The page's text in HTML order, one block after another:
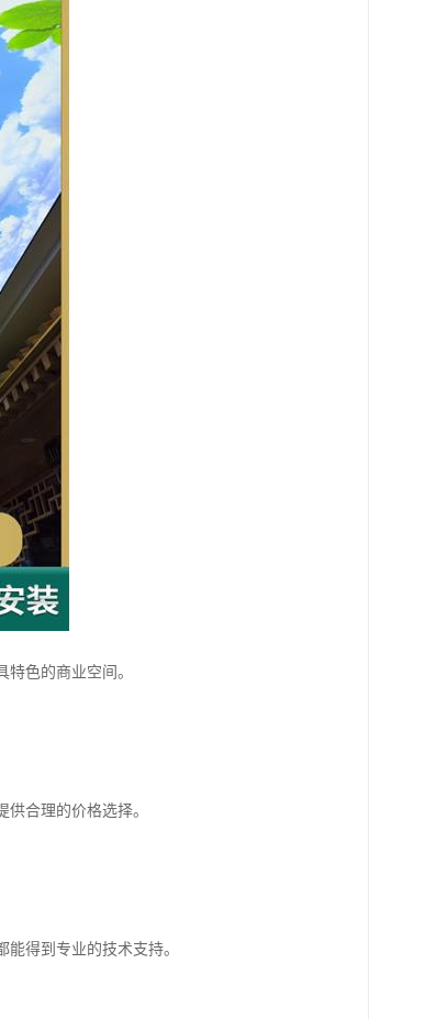
色的商业空间。
合理的价格选择。
得到专业的技术支持。